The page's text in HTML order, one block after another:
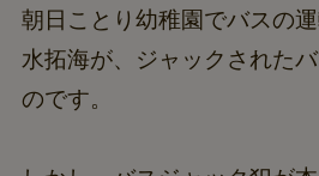
朝日ことり幼稚園でバスの
水拓海が、ジャックされた
のです。